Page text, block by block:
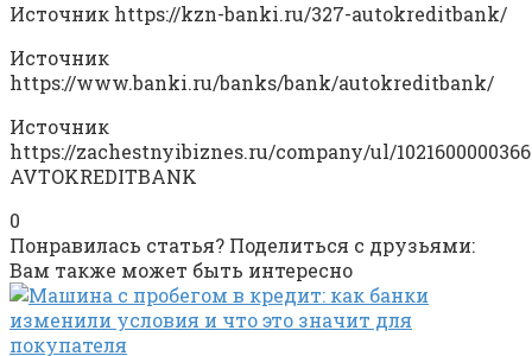
Источник https://kzn-banki.ru/327-autokreditbank/
Источник
https://www.banki.ru/banks/bank/autokreditbank/
Источник
https://zachestnyibiznes.ru/company/ul/
AVTOKREDITBANK
0
Понравилась статья? Поделиться с друзьями:
Вам также может быть интересно